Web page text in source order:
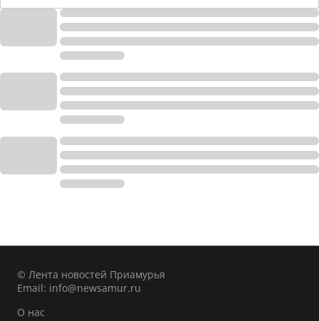
© Лента новостей Приамурья
Email: info@newsamur.ru
О нас